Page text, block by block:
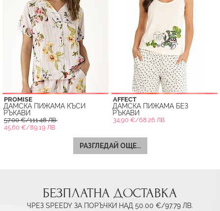
PROMISE
ДАМСКА ПИЖАМА КЪСИ
РЪКАВИ
57.00 €/111.48 ЛВ.
45.60 €/89.19 ЛВ.
AFFECT
ДАМСКА ПИЖАМА БЕЗ
РЪКАВИ
34.90 €/68.26 ЛВ.
РАЗГЛЕДАЙ ОЩЕ...
БЕЗПЛАТНА ДОСТАВКА
ЧРЕЗ SPEEDY ЗА ПОРЪЧКИ НАД 50.00 €/97.79 ЛВ.